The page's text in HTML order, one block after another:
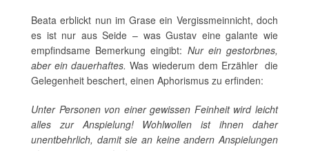
Beata erblickt nun im Grase ein Vergissmeinnicht, doch
es ist nur aus Seide – was Gustav eine galante wie
empfindsame Bemerkung eingibt: Nur ein gestorbnes,
aber ein dauerhaftes.Was wiederum dem Erzähler die
Gelegenheit beschert, einen Aphorismus zu erfinden:
Unter Personen von einer gewissen Feinheit wird leicht
alles zur Anspielung! Wohlwollen ist ihnen daher
unentbehrlich, damit sie an keine andern Anspielungen